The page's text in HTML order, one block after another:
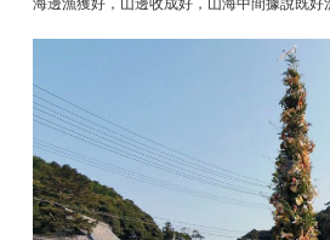
海邊漁獲好，山邊收成好，山海中間據說既好